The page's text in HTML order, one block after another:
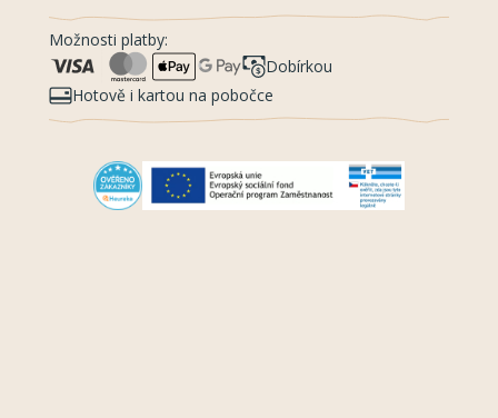
Možnosti platby:
Dobírkou
Hotově i kartou na pobočce